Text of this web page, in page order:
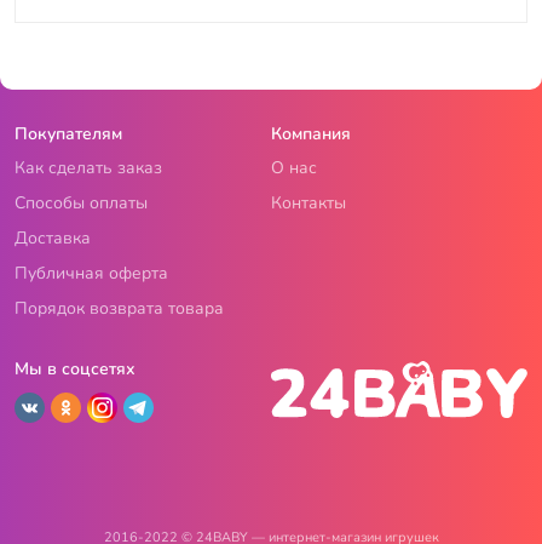
Покупателям
Как сделать заказ
Способы оплаты
Доставка
Публичная оферта
Порядок возврата товара
Компания
О нас
Контакты
Мы в соцсетях
2016-2022 © 24BABY — интернет-магазин игрушек